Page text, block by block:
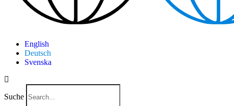
English
Deutsch
Svenska
Suche